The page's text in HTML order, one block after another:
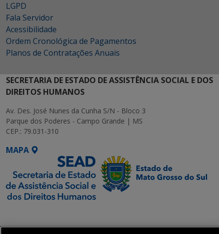
LGPD
Fala Servidor
Acessibilidade
Ordem Cronológica de Pagamentos
Planos de Contratações Anuais
SECRETARIA DE ESTADO DE ASSISTÊNCIA SOCIAL E DOS
DIREITOS HUMANOS
Av. Des. José Nunes da Cunha S/N - Bloco 3
Parque dos Poderes - Campo Grande | MS
CEP.: 79.031-310
MAPA
Executiva de